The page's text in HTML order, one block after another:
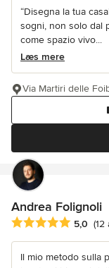
“Disegna la tua
sogni, non solo dal
come spazio vivo...
Læs mere
Via Martiri delle
Andrea Folignoli
Gennemsnitlig5,0 (12
Il mio metodo sulla